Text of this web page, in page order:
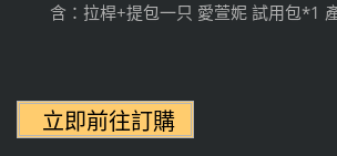
含：拉桿+提包一只 愛萱妮 試用包*1